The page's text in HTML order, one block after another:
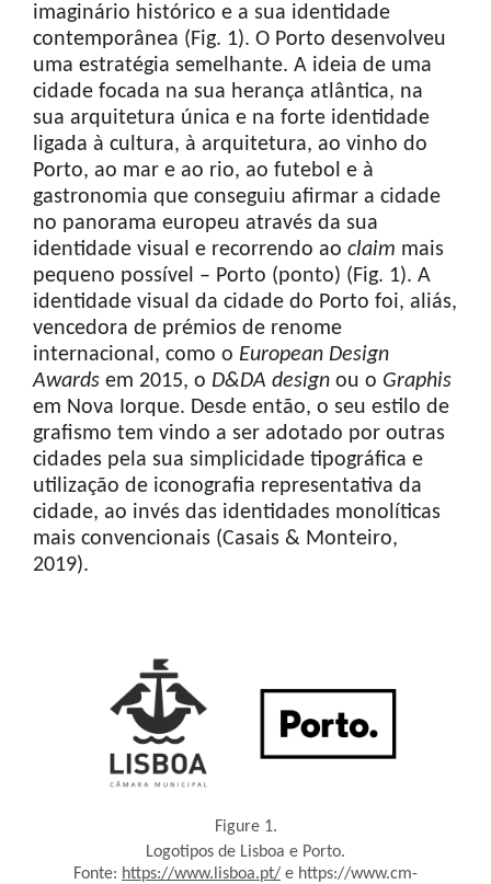
imaginário histórico e a sua identidade
contemporânea (Fig. 1). O Porto desenvolveu
uma estratégia semelhante. A ideia de uma
cidade focada na sua herança atlântica, na
sua arquitetura única e na forte identidade
ligada à cultura, à arquitetura, ao vinho do
Porto, ao mar e ao rio, ao futebol e à
gastronomia que conseguiu afirmar a cidade
no panorama europeu através da sua
identidade visual e recorrendo ao claim mais
pequeno possível – Porto (ponto) (Fig. 1). A
identidade visual da cidade do Porto foi, aliás,
vencedora de prémios de renome
internacional, como o European Design
Awards em 2015, o D&DA design ou o Graphis
em Nova Iorque. Desde então, o seu estilo de
grafismo tem vindo a ser adotado por outras
cidades pela sua simplicidade tipográfica e
utilização de iconografia representativa da
cidade, ao invés das identidades monolíticas
mais convencionais (Casais & Monteiro,
2019).
Figure 1.
Logotipos de Lisboa e Porto.
Fonte: https://www.lisboa.pt/ e https://www.cm-